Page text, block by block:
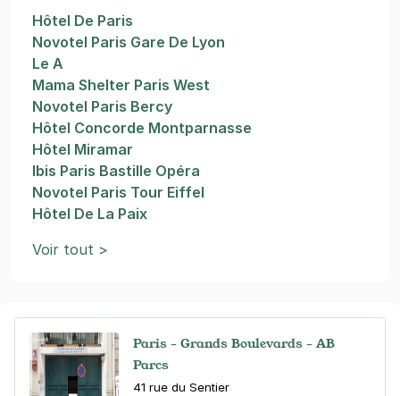
Paris - Grands Boulevards - AB
Parcs
41 rue du Sentier
Hôtel De Paris
Novotel Paris Gare De Lyon
Le A
Mama Shelter Paris West
Novotel Paris Bercy
Hôtel Concorde Montparnasse
Hôtel Miramar
Ibis Paris Bastille Opéra
Novotel Paris Tour Eiffel
Hôtel De La Paix
Voir tout >